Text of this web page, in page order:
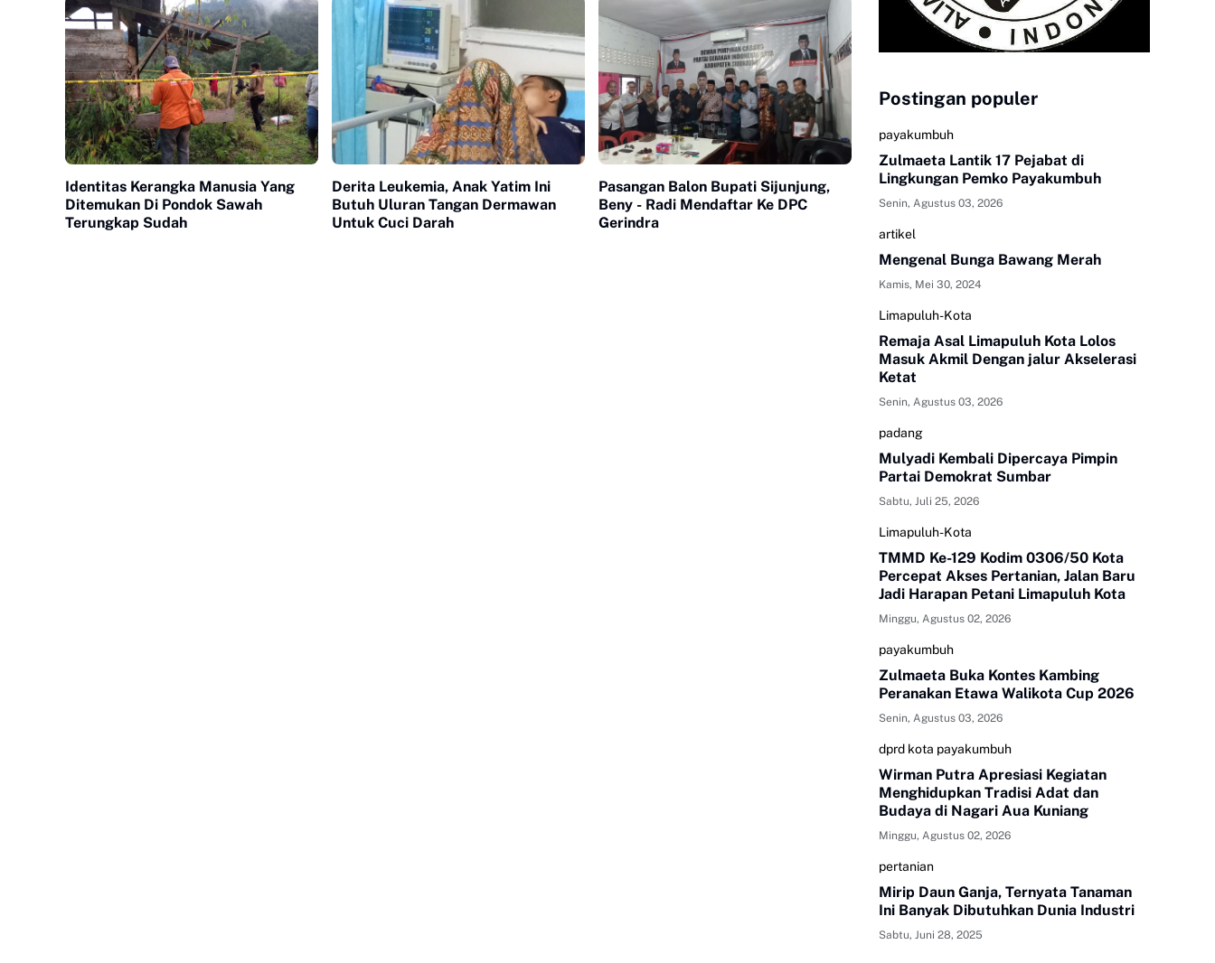
Identitas Kerangka Manusia Yang
Ditemukan Di Pondok Sawah
Terungkap Sudah
Derita Leukemia, Anak Yatim Ini
Butuh Uluran Tangan Dermawan
Untuk Cuci Darah
Pasangan Balon Bupati Sijunjung,
Beny - Radi Mendaftar Ke DPC
Gerindra
Postingan populer
payakumbuh
Zulmaeta Lantik 17 Pejabat di
Lingkungan Pemko Payakumbuh
Senin, Agustus 03, 2026
artikel
Mengenal Bunga Bawang Merah
Kamis, Mei 30, 2024
Limapuluh-Kota
Remaja Asal Limapuluh Kota Lolos
Masuk Akmil Dengan jalur Akselerasi
Ketat
Senin, Agustus 03, 2026
padang
Mulyadi Kembali Dipercaya Pimpin
Partai Demokrat Sumbar
Sabtu, Juli 25, 2026
Limapuluh-Kota
TMMD Ke-129 Kodim 0306/50 Kota
Percepat Akses Pertanian, Jalan Baru
Jadi Harapan Petani Limapuluh Kota
Minggu, Agustus 02, 2026
payakumbuh
Zulmaeta Buka Kontes Kambing
Peranakan Etawa Walikota Cup 2026
Senin, Agustus 03, 2026
dprd kota payakumbuh
Wirman Putra Apresiasi Kegiatan
Menghidupkan Tradisi Adat dan
Budaya di Nagari Aua Kuniang
Minggu, Agustus 02, 2026
pertanian
Mirip Daun Ganja, Ternyata Tanaman
Ini Banyak Dibutuhkan Dunia Industri
Sabtu, Juni 28, 2025